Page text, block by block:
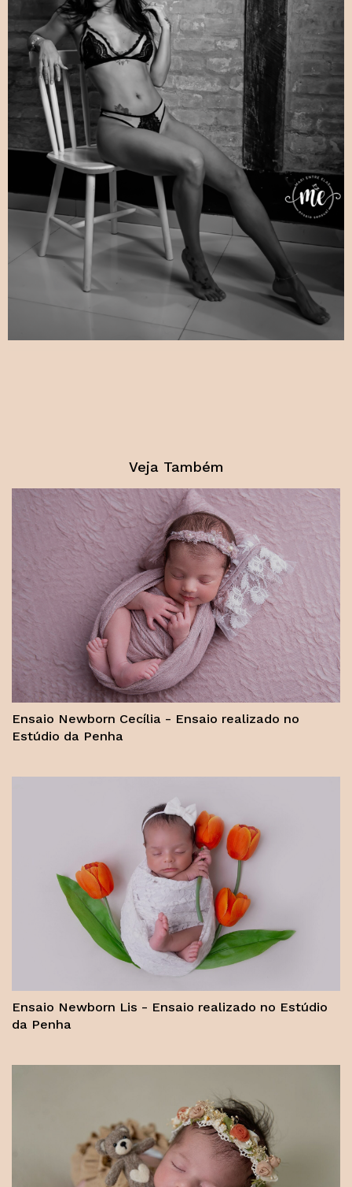
Veja Também
Ensaio Newborn Cecília - Ensaio realizado no
Estúdio da Penha
Ensaio Newborn Lis - Ensaio realizado no Estúdio
da Penha